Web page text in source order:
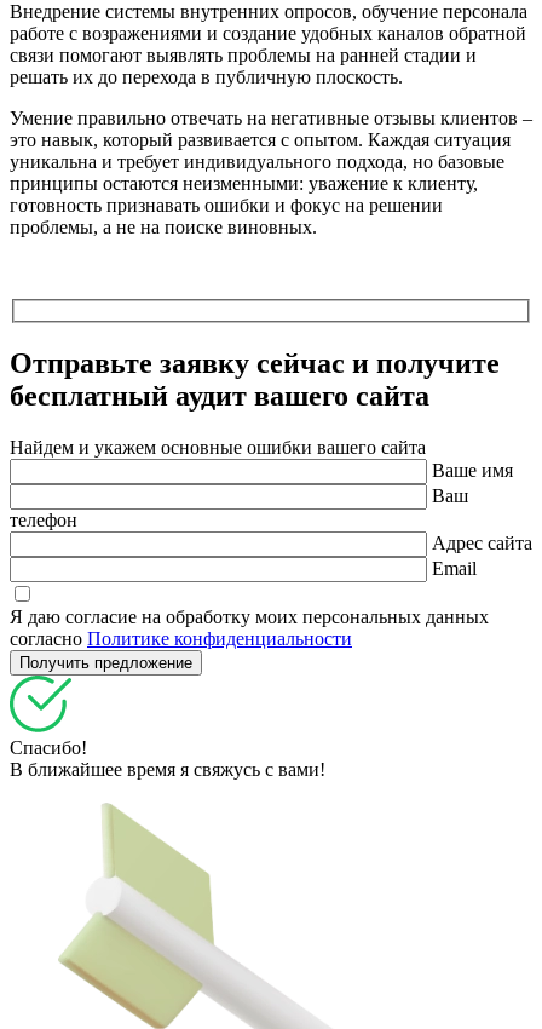
Внедрение системы внутренних опросов, обучение персонала
работе с возражениями и создание удобных каналов обратной
связи помогают выявлять проблемы на ранней стадии и
решать их до перехода в публичную плоскость.
Умение правильно отвечать на негативные отзывы клиентов –
это навык, который развивается с опытом. Каждая ситуация
уникальна и требует индивидуального подхода, но базовые
принципы остаются неизменными: уважение к клиенту,
готовность признавать ошибки и фокус на решении
проблемы, а не на поиске виновных.
Отправьте заявку сейчас и получите
бесплатный аудит вашего сайта
Найдем и укажем основные ошибки вашего сайта
Ваше имя
Ваш
телефон
Адрес сайта
Email
Я даю согласие на обработку моих персональных данных
согласно Политике конфиденциальности
Спасибо!
В ближайшее время я свяжусь с вами!